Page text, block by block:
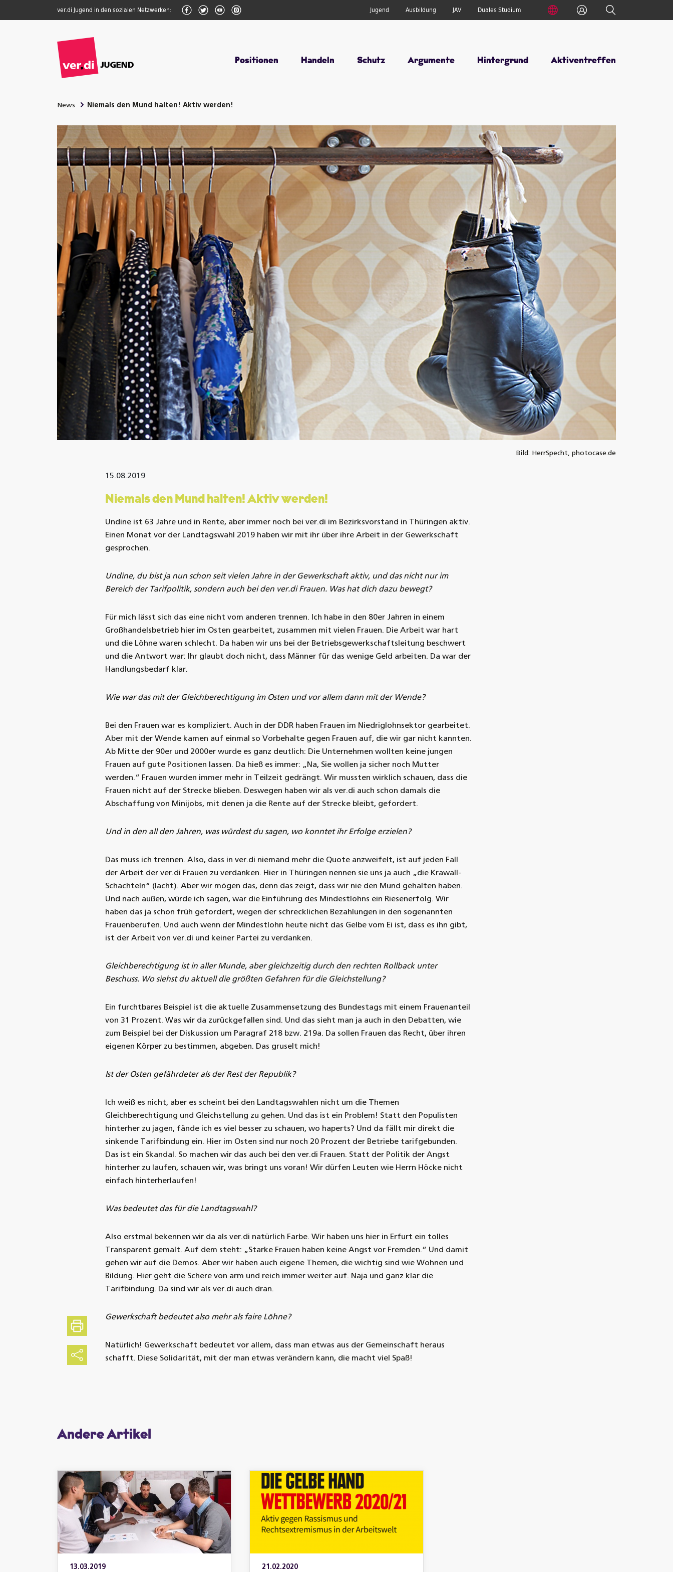
Zum Inhalt springenver.di Jugend in den sozialen Netzwerken: Facebook
TwitterYoutubeInstagram Jugend Ausbildung JAV Duales Studium InternationalAnmelden
Positionen Handeln Schutz Argumente Hintergrund Aktiventreffen
News Niemals den Mund halten! Aktiv werden!
Bild: HerrSpecht, photocase.de
15.08.2019
Niemals den Mund halten! Aktiv werden!
Undine ist 63 Jahre und in Rente, aber immer noch bei ver.di im Bezirksvorstand in Thüringen aktiv.
Einen Monat vor der Landtagswahl 2019 haben wir mit ihr über ihre Arbeit in der Gewerkschaft
gesprochen.
Undine, du bist ja nun schon seit vielen Jahre in der Gewerkschaft aktiv, und das nicht nur im
Bereich der Tarifpolitik, sondern auch bei den ver.di Frauen. Was hat dich dazu bewegt?
Für mich lässt sich das eine nicht vom anderen trennen. Ich habe in den 80er Jahren in einem
Großhandelsbetrieb hier im Osten gearbeitet, zusammen mit vielen Frauen. Die Arbeit war hart
und die Löhne waren schlecht. Da haben wir uns bei der Betriebsgewerkschaftsleitung beschwert
und die Antwort war: Ihr glaubt doch nicht, dass Männer für das wenige Geld arbeiten. Da war der
Handlungsbedarf klar.
Wie war das mit der Gleichberechtigung im Osten und vor allem dann mit der Wende?
Bei den Frauen war es kompliziert. Auch in der DDR haben Frauen im Niedriglohnsektor gearbeitet.
Aber mit der Wende kamen auf einmal so Vorbehalte gegen Frauen auf, die wir gar nicht kannten.
Ab Mitte der 90er und 2000er wurde es ganz deutlich: Die Unternehmen wollten keine jungen
Frauen auf gute Positionen lassen. Da hieß es immer: „Na, Sie wollen ja sicher noch Mutter
werden.“ Frauen wurden immer mehr in Teilzeit gedrängt. Wir mussten wirklich schauen, dass die
Frauen nicht auf der Strecke blieben. Deswegen haben wir als ver.di auch schon damals die
Abschaffung von Minijobs, mit denen ja die Rente auf der Strecke bleibt, gefordert.
Und in den all den Jahren, was würdest du sagen, wo konntet ihr Erfolge erzielen?
Das muss ich trennen. Also, dass in ver.di niemand mehr die Quote anzweifelt, ist auf jeden Fall
der Arbeit der ver.di Frauen zu verdanken. Hier in Thüringen nennen sie uns ja auch „die Krawall-
Schachteln“ (lacht). Aber wir mögen das, denn das zeigt, dass wir nie den Mund gehalten haben.
Und nach außen, würde ich sagen, war die Einführung des Mindestlohns ein Riesenerfolg. Wir
haben das ja schon früh gefordert, wegen der schrecklichen Bezahlungen in den sogenannten
Frauenberufen. Und auch wenn der Mindestlohn heute nicht das Gelbe vom Ei ist, dass es ihn gibt,
ist der Arbeit von ver.di und keiner Partei zu verdanken.
Gleichberechtigung ist in aller Munde, aber gleichzeitig durch den rechten Rollback unter
Beschuss. Wo siehst du aktuell die größten Gefahren für die Gleichstellung?
Ein furchtbares Beispiel ist die aktuelle Zusammensetzung des Bundestags mit einem Frauenanteil
von 31 Prozent. Was wir da zurückgefallen sind. Und das sieht man ja auch in den Debatten, wie
zum Beispiel bei der Diskussion um Paragraf 218 bzw. 219a. Da sollen Frauen das Recht, über ihren
eigenen Körper zu bestimmen, abgeben. Das gruselt mich!
Ist der Osten gefährdeter als der Rest der Republik?
Ich weiß es nicht, aber es scheint bei den Landtagswahlen nicht um die Themen
Gleichberechtigung und Gleichstellung zu gehen. Und das ist ein Problem! Statt den Populisten
hinterher zu jagen, fände ich es viel besser zu schauen, wo haperts? Und da fällt mir direkt die
sinkende Tarifbindung ein. Hier im Osten sind nur noch 20 Prozent der Betriebe tarifgebunden.
Das ist ein Skandal. So machen wir das auch bei den ver.di Frauen. Statt der Politik der Angst
hinterher zu laufen, schauen wir, was bringt uns voran! Wir dürfen Leuten wie Herrn Höcke nicht
einfach hinterherlaufen!
Was bedeutet das für die Landtagswahl?
Also erstmal bekennen wir da als ver.di natürlich Farbe. Wir haben uns hier in Erfurt ein tolles
Transparent gemalt. Auf dem steht: „Starke Frauen haben keine Angst vor Fremden.“ Und damit
gehen wir auf die Demos. Aber wir haben auch eigene Themen, die wichtig sind wie Wohnen und
Bildung. Hier geht die Schere von arm und reich immer weiter auf. Naja und ganz klar die
Tarifbindung. Da sind wir als ver.di auch dran.
Gewerkschaft bedeutet also mehr als faire Löhne?
Natürlich! Gewerkschaft bedeutet vor allem, dass man etwas aus der Gemeinschaft heraus
schafft. Diese Solidarität, mit der man etwas verändern kann, die macht viel Spaß!
Drucken
Teilen
Andere Artikel
13.03.2019 21.02.2020